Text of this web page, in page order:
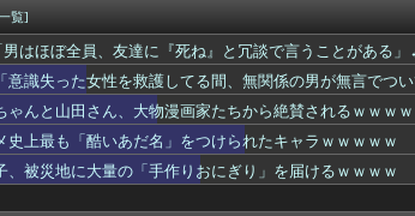
コマーシャルを黙らせられます」1955年のテレビリ...
が妙によそよそしい。不穏な空気のまま始まった結婚式
放映中なのに全く話題にならない
行を義務付け
ついて「ニュートンは説明できるのかな」
スター作った
、ショートスリーパーでない事がバレてしまう
っわ！無理無理！」wwww
100万部を割ってしまう
覧]
男はほぼ全員、友達に『死ね』と冗談で言うことがある
意識失った女性を救護してる間、無関係の男が無言でつい
ゃんと山田さん、大物漫画家たちから絶賛されるｗｗｗｗ
史上最も「酷いあだ名」をつけられたキャラｗｗｗｗｗ
、被災地に大量の「手作りおにぎり」を届けるｗｗｗｗ